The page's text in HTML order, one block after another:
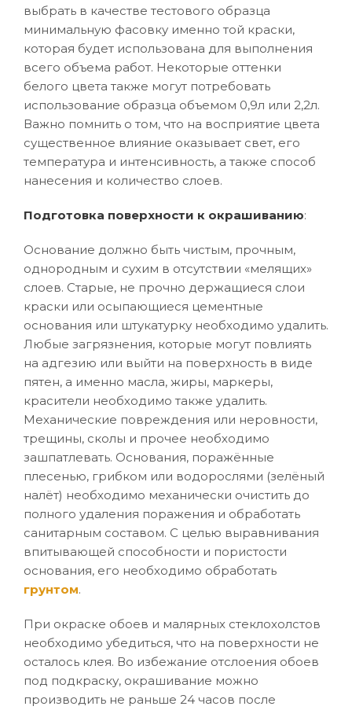
выбрать в качестве тестового образца
минимальную фасовку именно той краски,
которая будет использована для выполнения
всего объема работ. Некоторые оттенки
белого цвета также могут потребовать
использование образца объемом 0,9л или 2,2л.
Важно помнить о том, что на восприятие цвета
существенное влияние оказывает свет, его
температура и интенсивность, а также способ
нанесения и количество слоев.
Подготовка поверхности к окрашиванию:
Основание должно быть чистым, прочным,
однородным и сухим в отсутствии «мелящих»
слоев. Старые, не прочно держащиеся слои
краски или осыпающиеся цементные
основания или штукатурку необходимо удалить.
Любые загрязнения, которые могут повлиять
на адгезию или выйти на поверхность в виде
пятен, а именно масла, жиры, маркеры,
красители необходимо также удалить.
Механические повреждения или неровности,
трещины, сколы и прочее необходимо
зашпатлевать. Основания, поражённые
плесенью, грибком или водорослями (зелёный
налёт) необходимо механически очистить до
полного удаления поражения и обработать
санитарным составом. С целью выравнивания
впитывающей способности и пористости
основания, его необходимо обработать
грунтом.
При окраске обоев и малярных стеклохолстов
необходимо убедиться, что на поверхности не
осталось клея. Во избежание отслоения обоев
под подкраску, окрашивание можно
производить не раньше 24 часов после